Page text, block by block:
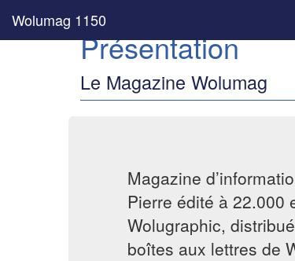
Wolumag 1150
Présentation
Le Magazine Wolumag
Magazine
Pierre édité à 22.000
Wolugraphic,
boîtes aux lettres de